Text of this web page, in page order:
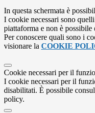
In questa schermata è
I cookie necessari sono
piattaforma e non è
Per conoscere quali sono i
visionare la COOKIE
Cookie necessari per il
I cookie necessari per il
disabilitati. È possibile
policy.